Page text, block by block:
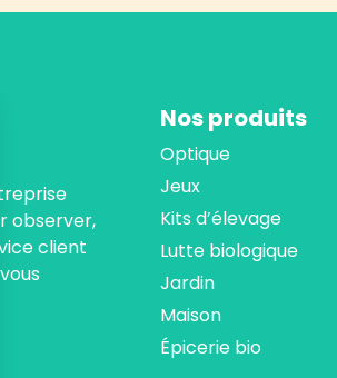
observer,
client
Nos produits
Optique
Jeux
Kits d’élevage
Lutte biologique
Jardin
Maison
Épicerie bio